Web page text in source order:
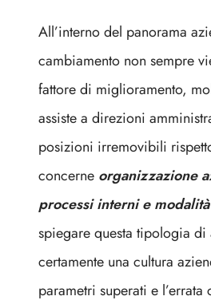
All’interno del panorama
cambiamento non sempre
fattore di miglioramento,
assiste a direzioni
posizioni irremovibili
concerne organizzazione
processi interni e
spiegare questa tipologia
certamente una cultura
parametri superati e